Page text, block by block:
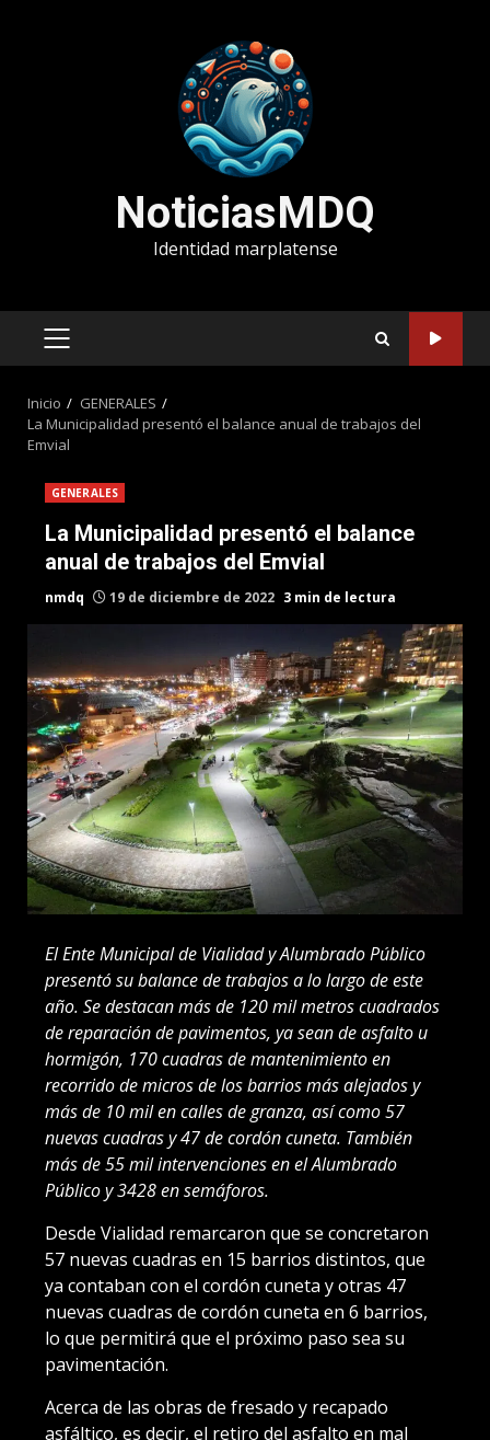
NoticiasMDQ
Identidad marplatense
MENÚ
Inicio
GENERALES
La Municipalidad presentó el balance anual de trabajos del
Emvial
GENERALES
La Municipalidad presentó el balance
anual de trabajos del Emvial
nmdq 19 de diciembre de 2022 3 min de lectura
El Ente Municipal de Vialidad y Alumbrado Público
presentó su balance de trabajos a lo largo de este
año. Se destacan más de 120 mil metros cuadrados
de reparación de pavimentos, ya sean de asfalto u
hormigón, 170 cuadras de mantenimiento en
recorrido de micros de los barrios más alejados y
más de 10 mil en calles de granza, así como 57
nuevas cuadras y 47 de cordón cuneta. También
más de 55 mil intervenciones en el Alumbrado
Público y 3428 en semáforos.
Desde Vialidad remarcaron que se concretaron
57 nuevas cuadras en 15 barrios distintos, que
ya contaban con el cordón cuneta y otras 47
nuevas cuadras de cordón cuneta en 6 barrios,
lo que permitirá que el próximo paso sea su
pavimentación.
Acerca de las obras de fresado y recapado
asfáltico, es decir, el retiro del asfalto en mal